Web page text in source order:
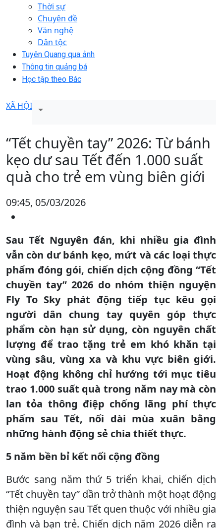
Thời sự
Chuyên đề
Văn nghệ
Dân tộc
Tuyên Quang qua ảnh
Thông tin quảng bá
Học tập theo Bác
XÃ HỘI
“Tết chuyền tay” 2026: Từ bánh
kẹo dư sau Tết đến 1.000 suất
quà cho trẻ em vùng biên giới
09:45, 05/03/2026
Sau Tết Nguyên đán, khi nhiều gia đình
vẫn còn dư bánh kẹo, mứt và các loại thực
phẩm đóng gói, chiến dịch cộng đồng “Tết
chuyền tay” 2026 do nhóm thiện nguyện
Fly To Sky phát động tiếp tục kêu gọi
người dân chung tay quyên góp thực
phẩm còn hạn sử dụng, còn nguyên chất
lượng để trao tặng trẻ em khó khăn tại
vùng sâu, vùng xa và khu vực biên giới.
Hoạt động không chỉ hướng tới mục tiêu
trao 1.000 suất quà trong năm nay mà còn
lan tỏa thông điệp chống lãng phí thực
phẩm sau Tết, nối dài mùa xuân bằng
những hành động sẻ chia thiết thực.
5 năm bền bỉ kết nối cộng đồng
Bước sang năm thứ 5 triển khai, chiến dịch
“Tết chuyền tay” dần trở thành một hoạt động
thiện nguyện sau Tết quen thuộc với nhiều gia
đình và bạn trẻ. Chiến dịch năm 2026 diễn ra